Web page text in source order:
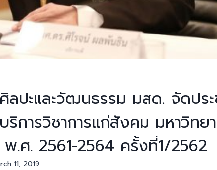
ลปะและวัฒนธรรม มสด. จัดปร
ริการวิชาการแก่สังคม มหาวิท
.ศ. 2561-2564 ครั้งที่1/2562
11, 2019